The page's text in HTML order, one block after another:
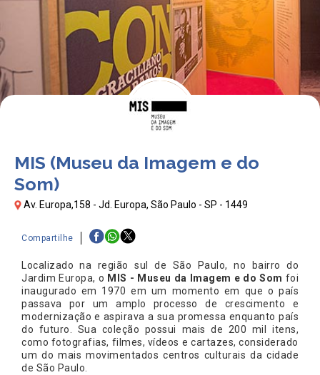
MIS (Museu da Imagem e do
Som)
Av. Europa,158 - Jd. Europa, São Paulo - SP - 1449
Compartilhe
Localizado na região sul de São Paulo, no bairro do
Jardim Europa, o MIS - Museu da Imagem e do Som foi
inaugurado em 1970 em um momento em que o país
passava por um amplo processo de crescimento e
modernização e aspirava a sua promessa enquanto país
do futuro. Sua coleção possui mais de 200 mil itens,
como fotografias, filmes, vídeos e cartazes, considerado
um do mais movimentados centros culturais da cidade
de São Paulo.